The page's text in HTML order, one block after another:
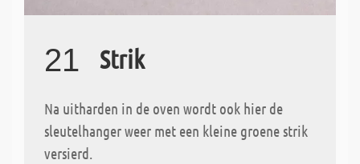
21 Strik
Na uitharden in de oven wordt ook hier de
sleutelhanger weer met een kleine groene strik
versierd.